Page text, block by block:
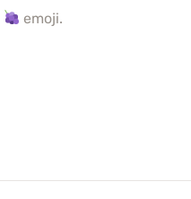
emoji.